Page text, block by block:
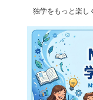
独学をもっと楽し